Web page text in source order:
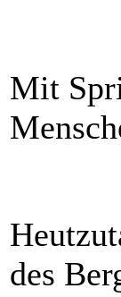
Mit
des